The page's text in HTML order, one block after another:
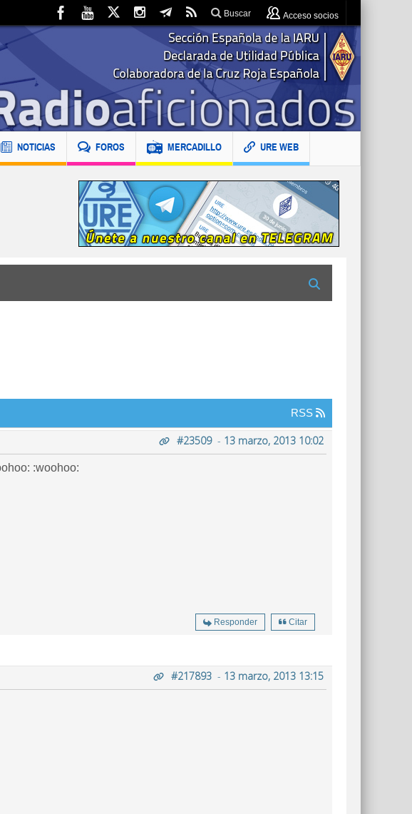
Buscar Acceso socios
NOTICIAS FOROS MERCADILLO URE WEB
RSS
#23509- 13 marzo, 2013 10:02
:woohoo:
Responder Citar
#217893 - 13 marzo, 2013 13:15